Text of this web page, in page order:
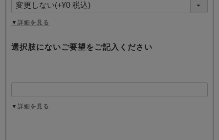
)
▼詳細を見る
選択肢にないご要望をご記入ください
▼詳細を見る